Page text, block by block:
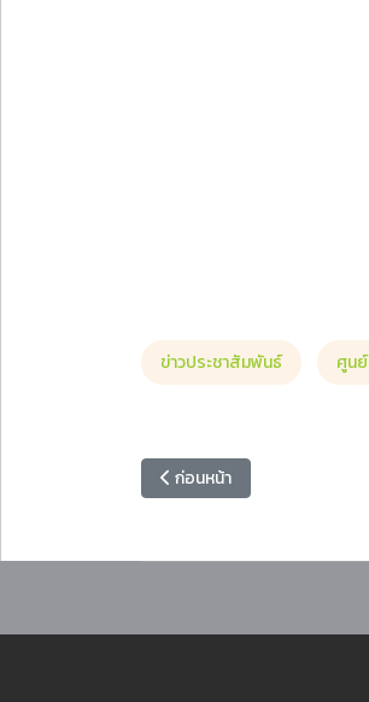
ข่าวประชาสัมพันธ์ ศูน
เนื้อหาก่อนหน้า: ขอแสดงควา
ก่อนหน้า